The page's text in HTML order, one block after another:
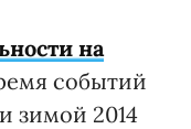
на
событий
зимой 2014